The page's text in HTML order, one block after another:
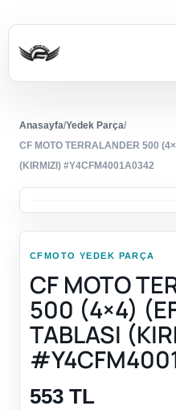
Anasayfa/Yedek Parça/
CF MOTO TERRALANDER 500
(KIRMIZI) #Y4CFM4001A0342
CFMOTO YEDEK PARÇA
CF MOTO
500 (4×4)
TABLASI
553 TL